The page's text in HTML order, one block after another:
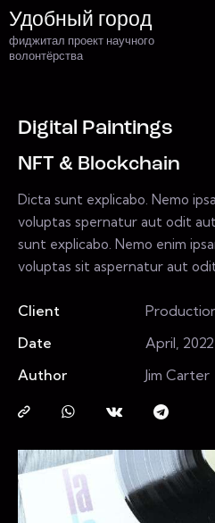
Удобный город
фиджитал проект научного
волонтёрства
Digital Paintings
NFT & Blockchain
Dicta sunt explicabo. Nemo
voluptas spernatur aut odit
sunt explicabo. Nemo enim
voluptas sit aspernatur aut
Client
Date
April, 2022
Author
Jim Carter